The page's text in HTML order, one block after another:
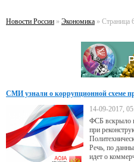
Новости России » Экономика » Страница
СМИ узнали о коррупционной схеме
14-09-2017,
ФСБ вскрыло
при
Речь, по
идет о